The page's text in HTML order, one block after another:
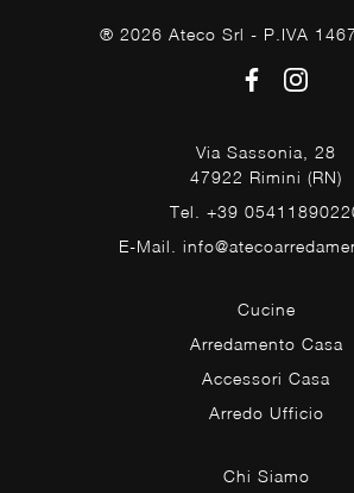
® 2026 Ateco Srl - P.IVA
Via Sassonia, 28
47922 Rimini (RN)
Tel. +39
E-Mail.
Cucine
Arredamento Casa
Accessori Casa
Arredo Ufficio
Chi Siamo